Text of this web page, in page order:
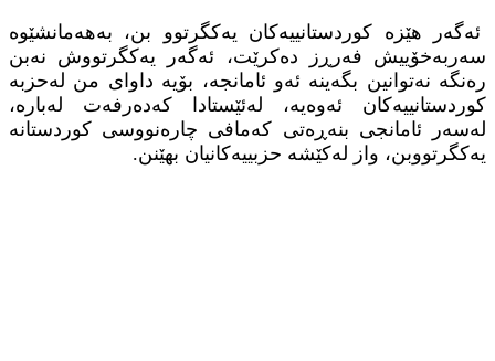
ئه‌گه‌ر هێزه‌ كوردستانییه‌كان یه‌كگرتوو بن، به‌هه‌مانشێوه‌
سه‌ربه‌خۆییش فه‌رڕز ده‌كرێت، ئه‌گه‌ر یه‌كگرتووش نه‌بن
ره‌نگه‌ نه‌توانین بگه‌ینه‌ ئه‌و ئامانجه‌، بۆیه‌ داوای من له‌حزبه‌
كوردستانییه‌كان ئه‌وه‌یه‌، له‌ئێستادا كه‌ده‌رفه‌ت له‌باره‌،
له‌سه‌ر ئامانجی بنه‌ڕه‌تی كه‌مافی چاره‌نووسی كوردستانه‌
یه‌كگرتووبن، واز له‌كێشه‌ حزبییه‌كانیان بهێنن.